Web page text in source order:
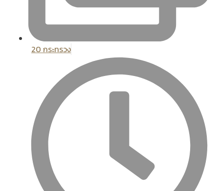
20 กระทรวง